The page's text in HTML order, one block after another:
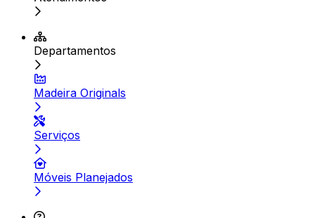
Departamentos
Madeira Originals
Serviços
Móveis Planejados